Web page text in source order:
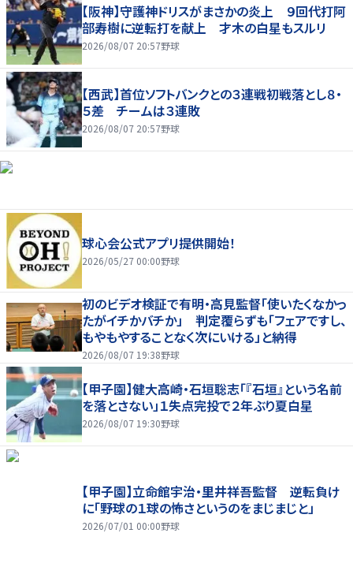
【阪神】守護神ドリスがまさかの炎上 ９回代打阿
部寿樹に逆転打を献上 才木の白星もスルリ
2026/08/07 20:57野球
【西武】首位ソフトバンクとの３連戦初戦落とし８・
５差 チームは３連敗
2026/08/07 20:57野球
球心会公式アプリ提供開始！
2026/05/27 00:00野球
初のビデオ検証で有明・高見監督「使いたくなかっ
たがイチかバチか」 判定覆らずも「フェアですし、
もやもやすることなく次にいける」と納得
2026/08/07 19:38野球
【甲子園】健大高崎・石垣聡志「『石垣』という名前
を落とさない」１失点完投で２年ぶり夏白星
2026/08/07 19:30野球
【甲子園】立命館宇治・里井祥吾監督 逆転負け
に「野球の１球の怖さというのをまじまじと」
2026/07/01 00:00野球